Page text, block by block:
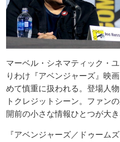
マーベル・シネマティック・
りわけ『アベンジャーズ』映
めて慎重に扱われる。登場人
トクレジットシーン。ファン
開前の小さな情報ひとつが大
『アベンジャーズ／ドゥーム